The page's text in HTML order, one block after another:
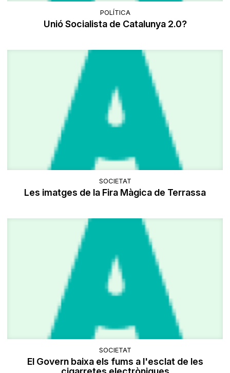
POLÍTICA
Unió Socialista de Catalunya 2.0?
SOCIETAT
Les imatges de la Fira Màgica de Terrassa
SOCIETAT
El Govern baixa els fums a l'esclat de les